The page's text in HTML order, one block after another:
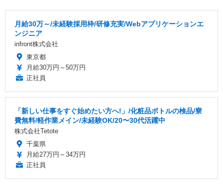
月給30万～/未経験採用枠/研修充実/Webアプリケーションエ
ンジニア
infront株式会社
東京都
月給30万円～50万円
正社員
「新しい仕事をすぐ始めたい方へ!」/化粧品ボトルの検品/寮
費無料/軽作業メイン/未経験OK/20〜30代活躍中
株式会社Tetote
千葉県
月給27万円～34万円
正社員